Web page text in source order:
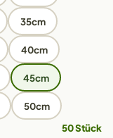
35cm
40cm
45cm
50cm
50 Stück